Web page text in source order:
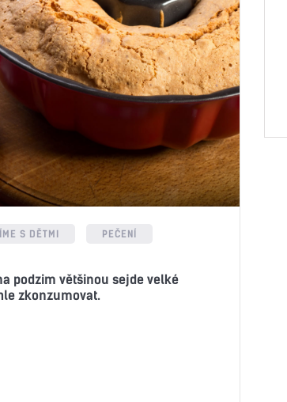
S DĚTMI PEČENÍ
podzim většinou sejde velké
zkonzumovat.